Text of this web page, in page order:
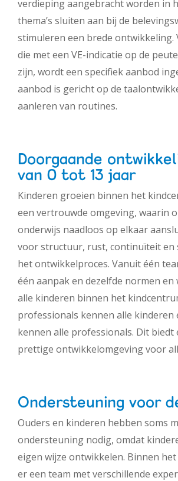
verdieping aangebracht worden in
thema’s sluiten aan bij de
stimuleren een brede ontwikkeling.
die met een VE-indicatie op de
zijn, wordt een specifiek aanbod
aanbod is gericht op de
aanleren van routines.
Doorgaande
van 0 tot 13 jaar
Kinderen groeien binnen het
een vertrouwde omgeving, waarin
onderwijs naadloos op elkaar
voor structuur, rust, continuïteit en
het ontwikkelproces. Vanuit één
één aanpak en dezelfde normen en
alle kinderen binnen het
professionals kennen alle kinderen
kennen alle professionals. Dit biedt
prettige ontwikkelomgeving voor
Ondersteuning voor
Ouders en kinderen hebben soms
ondersteuning nodig, omdat
eigen wijze ontwikkelen. Binnen
er een team met verschillende